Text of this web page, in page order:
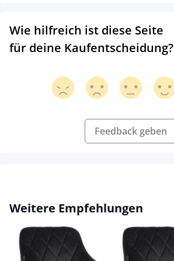
Wie hilfreich ist diese Seite
für deine Kaufentscheidung?
Feedback geben
Produktgalerie überspringen
Weitere Empfehlungen